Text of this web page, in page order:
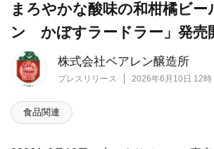
株式会社ベアレン醸造所
プレスリリース 2026年6月10日 12時
まろやかな酸味の和柑橘ビー
ン かぼすラードラー」発売
食品関連